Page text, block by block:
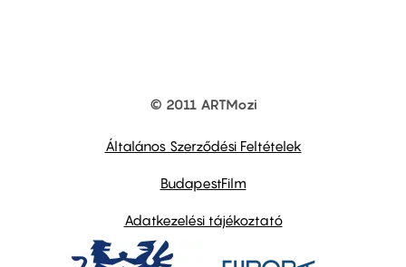
© 2011 ARTMozi
Általános Szerződési Feltételek
BudapestFilm
Adatkezelési tájékoztató